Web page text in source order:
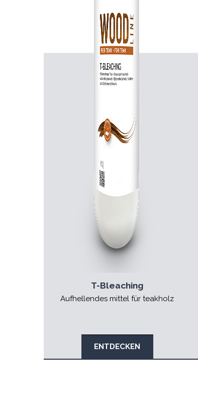
T-Bleaching
Aufhellendes mittel für teakholz
ENTDECKEN